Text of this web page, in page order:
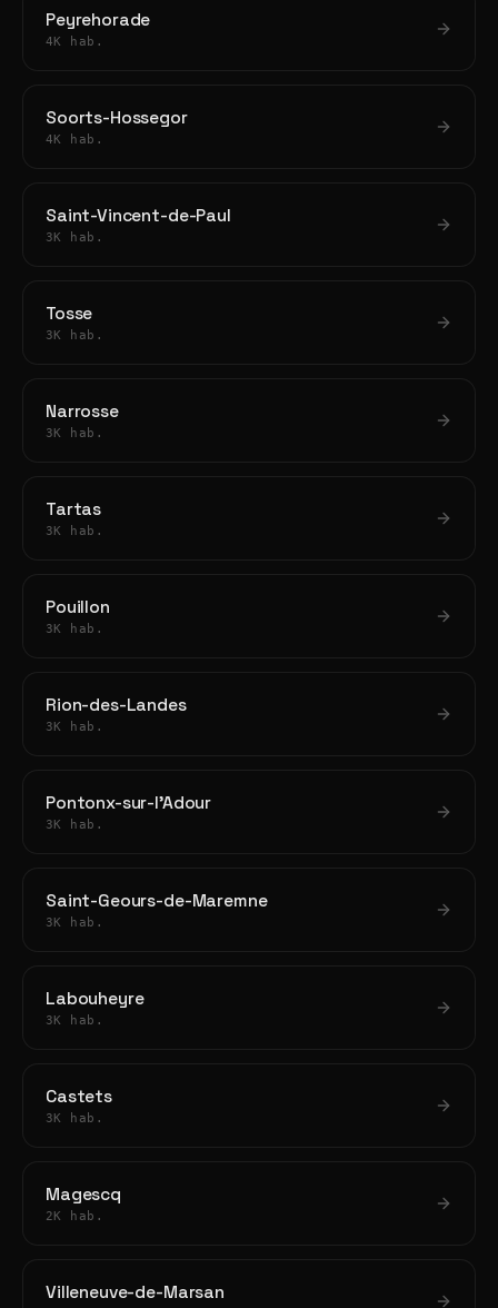
Peyrehorade
4K hab.
Soorts-Hossegor
4K hab.
Saint-Vincent-de-Paul
3K hab.
Tosse
3K hab.
Narrosse
3K hab.
Tartas
3K hab.
Pouillon
3K hab.
Rion-des-Landes
3K hab.
Pontonx-sur-l'Adour
3K hab.
Saint-Geours-de-Maremne
3K hab.
Labouheyre
3K hab.
Castets
3K hab.
Magescq
2K hab.
Villeneuve-de-Marsan